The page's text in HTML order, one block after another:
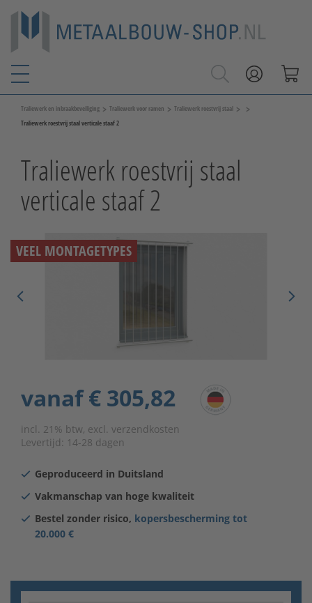
Traliewerk en inbraakbeveiliging > Traliewerk voor ramen > Traliewerk roestvrij staal > >
Traliewerk roestvrij staal verticale staaf 2
Traliewerk roestvrij staal
verticale staaf 2
VEEL MONTAGETYPES
vanaf€ 305,82
incl. 21% btw, excl. verzendkosten
Levertijd: 14-28 dagen
Geproduceerd in Duitsland
Vakmanschap van hoge kwaliteit
Bestel zonder risico, kopersbescherming tot
20.000 €